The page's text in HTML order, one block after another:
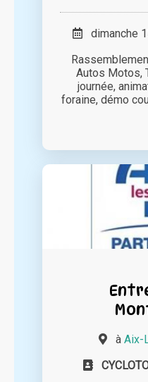
dimanche
Autos Motos,
journée,
foraine, démo
à Aix-